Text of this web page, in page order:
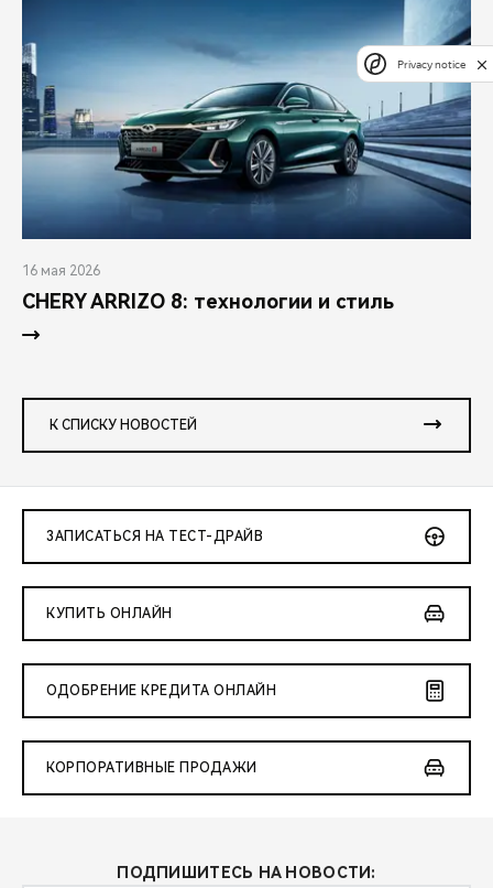
16 мая 2026
CHERY ARRIZO 8: технологии и стиль
К СПИСКУ НОВОСТЕЙ
ЗАПИСАТЬСЯ НА ТЕСТ-ДРАЙВ
КУПИТЬ ОНЛАЙН
ОДОБРЕНИЕ КРЕДИТА ОНЛАЙН
КОРПОРАТИВНЫЕ ПРОДАЖИ
ПОДПИШИТЕСЬ НА НОВОСТИ:
Privacy notice